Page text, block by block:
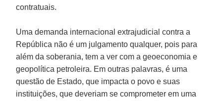
contratuais.
Uma demanda internacional extrajudicial contra a
República não é um julgamento qualquer, pois para
além da soberania, tem a ver com a geoeconomia e
geopolítica petroleira. Em outras palavras, é uma
questão de Estado, que impacta o povo e suas
instituições, que deveriam se comprometer em uma